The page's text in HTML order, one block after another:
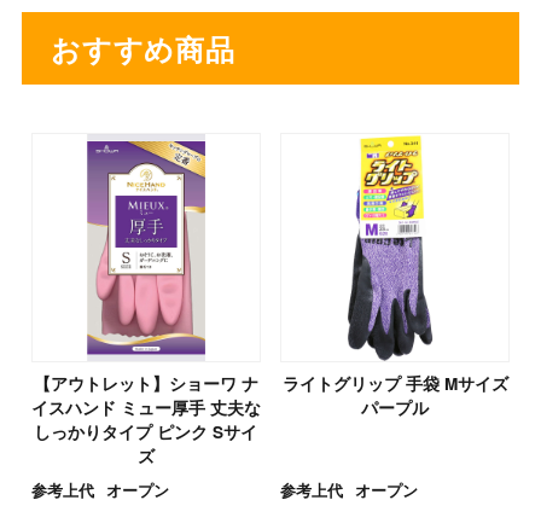
おすすめ商品
【アウトレット】ショーワ ナ
イスハンド ミュー厚手 丈夫な
しっかりタイプ ピンク Sサイ
ズ
参考上代 オープン
ライトグリップ 手袋 Mサイズ
パープル
参考上代 オープン